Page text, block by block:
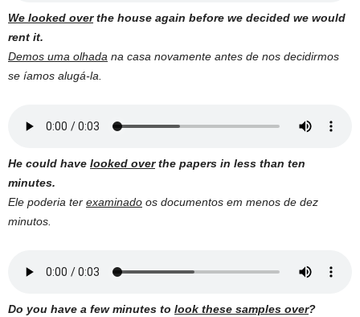
We looked overthe house again before we decided we would
rent it.
Demos uma olhada na casa novamente antes de nos decidirmos
se íamos alugá-la.
He could have looked overthe papers in less than ten
minutes.
Ele poderia ter examinado os documentos em menos de dez
minutos.
Do you have a few minutes to look these samples over?